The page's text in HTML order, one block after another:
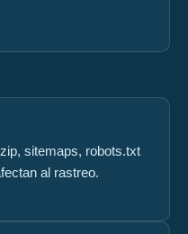
sitemaps, robots.txt
al rastreo.